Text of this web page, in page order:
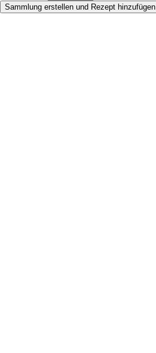
Sammlung erstellen und Rezept hinzufügen